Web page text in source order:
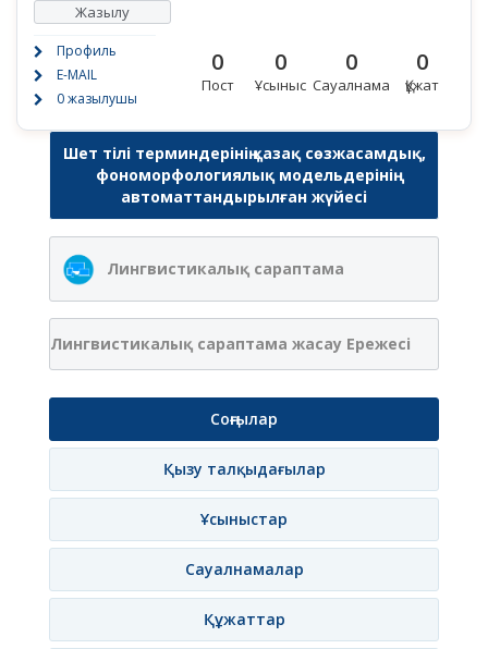
Жазылу
Профиль
E-MAIL
0 жазылушы
0
Пост
0
Ұсыныс
0
Сауалнама
0
Құжат
Шет тілі терминдерінің қазақ сөзжасамдық,
фономорфологиялық модельдерінің
автоматтандырылған жүйесі
Лингвистикалық сараптама
Лингвистикалық сараптама жасау Ережесі
Соңғылар
Қызу талқыдағылар
Ұсыныстар
Сауалнамалар
Құжаттар